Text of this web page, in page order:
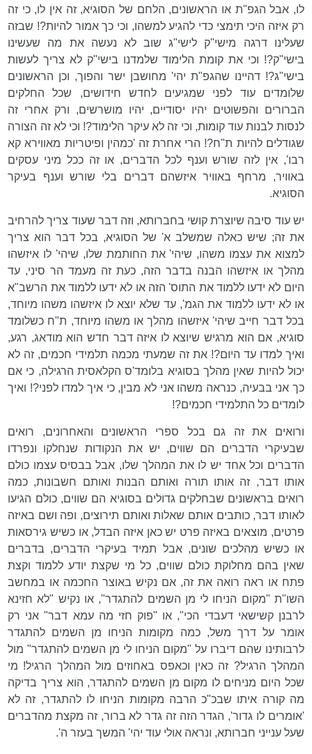
לו, אבל הגפ"ת או הראשונים, הלחם של הסוגיא, זה אין לו, כי זה
רק איזה היכי תימצי כדי להגיע למשהו, וכי כך אמור להיות?! שבזה
שעלינו דרגה מישי"ק לישי"ג שוב לא נעשה את מה שעשינו
בישי"ק?! וכי את קומת הלימוד שלמדנו בישי"ק לא צריך לעשות
בישי"ג?! דהיינו שהגפ"ת יהי' מחושבן ישר והפוך, וכן הראשונים
שלומדים עוד לפני שמגיעים לחדש חידושים, שכל החלקים
הברורים והפשוטים יהיו יסודיים, יהיו מושרשים, ורק אחרי זה
לנסות לבנות עוד קומות, וכי זה לא עיקר הלימוד?! וכי לא זה הצורה
שגודלים להיות ת"ח?! הרי אחרת זה 'כמהין ופיטריות מאווירא קא
רבו', אין לזה שורש וענף לכל הדברים, או זה ככל מיני עסקים
באוויר, מרחף באוויר איזשהם דברים בלי שורש וענף בעיקר
הסוגיא.
יש עוד סיבה שיוצרת קושי בחברותא, וזה דבר שעוד צריך להרחיב
את זה; שיש כאלה שמשלב א' של הסוגיא, בכל דבר הוא צריך
למצוא את עצמו משהו, שיהי' את החותמת שלו, שיהי' לו איזשהו
מהלך או איזשהו הבנה בדבר הזה, כעת זה מעמד הר סיני, עד
היום לא ידעו ללמוד את התוס' הזה או לא ידעו ללמוד את הרשב"א
או לא ידעו ללמוד את הגמ', עד שלא יוצא לו איזשהו משהו מיוחד,
בכל דבר חייב שיהי' איזשהו מהלך או משהו מיוחד, ת"ח כשלומד
סוגיא, אם הוא מרגיש שיוצא לו איזה דבר חדש הוא מודאג, רגע,
ואיך למדו עד היום?! את זה שמעתי מכמה תלמידי חכמים, זה לא
יכול להיות שאין מהלך בסוגיא בלומד'ס הקלאסית הרגילה, כי אם
כך אני בבעיה, כנראה משהו אני לא מבין, כי איך למדו לפני?! ואיך
לומדים כל התלמידי חכמים?!
ורואים את זה גם בכל ספרי הראשונים והאחרונים, רואים
שבעיקרי הדברים הם שווים, יש את הנקודות שנחלקו ונפרדו
הדברים וכל אחד יש לו את המהלך שלו, אבל בבסיס עצמו כולם
אותו דבר, זה אותו תורה ואותם הבנות ואותם חשבונות, כמה
רואים בראשונים שבחלקים גדולים בסוגיא הם שווים, כולם הגיעו
לאותו דבר, כותבים אותם שאלות ואותם תירוצים, ופה ושם באיזה
פרטים, מוצאים באיזה פרט יש כאן איזה הבדל, או כשיש גירסאות
או כשיש מהלכים שונים, אבל תמיד בעיקרי הדברים, בדברים
שאין בהם מחלוקת כולם שווים, כל מי שקצת יודע ללמוד וקצת
פתח או ראה רואה את זה, אם נקיש באוצר החכמה או במחשב
השו"ת "מקום הניחו לי מן השמים להתגדר", או נקיש "לא חזינא
לרבנן קשישאי דעבדי הכי", או "פוק חזי מה עמא דבר" אני רק
אומר על דרך משל, כמה מקומות הניחו מן השמים להתגדר
לרבותינו שהם דיברו על "מקום הניחו לי מן השמים להתגדר" מול
המהלך הרגיל? זה כאין וכאפס באחוזים מול המהלך הרגיל! מי
שכל היום מניחים לו מקום מן השמים להתגדר, הוא צריך בדיקה
מה קורה איתו שבכ"כ הרבה מקומות הניחו לו להתגדר, זה לא
'אומרים לו גדור', הגדר הזה זה גדר לא ברור, זה מקצת מהדברים
שעל ענייני חברותא, ונראה אולי עוד יהי' המשך בעזר ה'.